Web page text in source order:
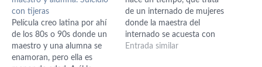
con tijeras
Película creo latina por ahí
de los 80s o 90s donde un
maestro y una alumna se
enamoran, pero ella es
de un internado de mujeres
donde la maestra del
internado se acuesta con
una alumna. La alumna
Entrada similar